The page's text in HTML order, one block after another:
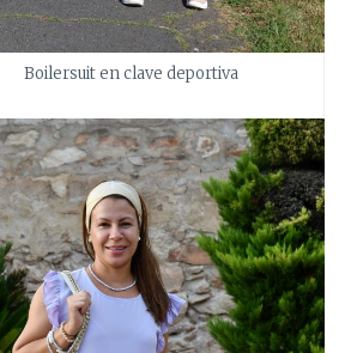
Boilersuit en clave deportiva